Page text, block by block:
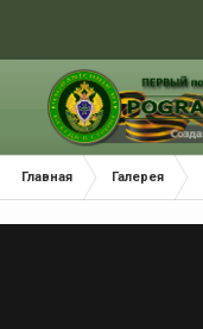
Главная Галерея